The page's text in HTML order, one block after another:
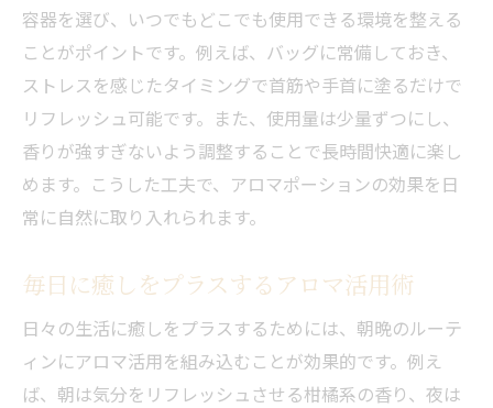
容器を選び、いつでもどこでも使用できる環境を整える
ことがポイントです。例えば、バッグに常備しておき、
ストレスを感じたタイミングで首筋や手首に塗るだけで
リフレッシュ可能です。また、使用量は少量ずつにし、
香りが強すぎないよう調整することで長時間快適に楽し
めます。こうした工夫で、アロマポーションの効果を日
常に自然に取り入れられます。
毎日に癒しをプラスするアロマ活用術
日々の生活に癒しをプラスするためには、朝晩のルーテ
ィンにアロマ活用を組み込むことが効果的です。例え
ば、朝は気分をリフレッシュさせる柑橘系の香り、夜は